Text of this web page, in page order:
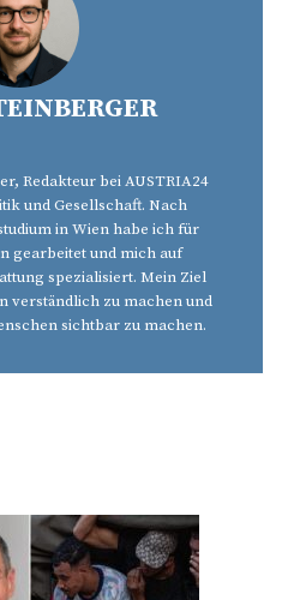
Redakteur bei AUSTRIA24
und Gesellschaft. Nach
in Wien habe ich für
gearbeitet und mich auf
spezialisiert. Mein Ziel
verständlich zu machen und
sichtbar zu machen.